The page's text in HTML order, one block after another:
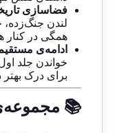
فضاسازی
لندن جنگ‌زده،
همگی در کنار
ادامه‌ی
خواندن جلد
برای درک
📚